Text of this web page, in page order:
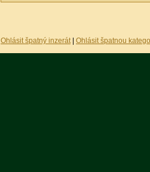
Ohlásit špatný inzerát Ohlásit špatnou